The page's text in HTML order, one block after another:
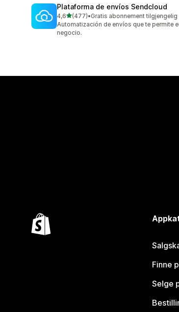
Plataforma de envíos Sendcloud
4,6av 5 stjerner
(477)
Totalt 477 omtaler
•Gratis abonnement tilgjengelig
Automatización de envíos que te permite
negocio.
Finne
Selge